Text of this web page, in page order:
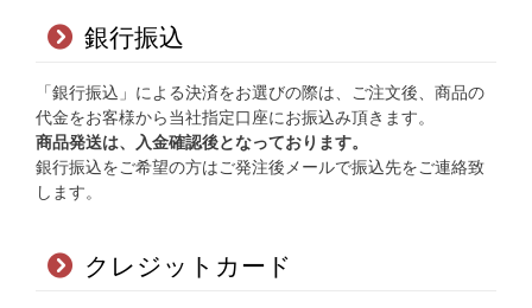
銀行振込
「銀行振込」による決済をお選びの際は、ご注文後、商品の
代金をお客様から当社指定口座にお振込み頂きます。
商品発送は、入金確認後となっております。
銀行振込をご希望の方はご発注後メールで振込先をご連絡致
します。
クレジットカード